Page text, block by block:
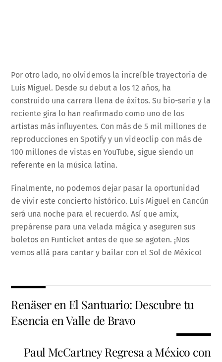
Por otro lado, no olvidemos la increíble trayectoria de
Luis Miguel. Desde su debut a los 12 años, ha
construido una carrera llena de éxitos. Su bio-serie y la
reciente gira lo han reafirmado como uno de los
artistas más influyentes. Con más de 5 mil millones de
reproducciones en Spotify y un videoclip con más de
100 millones de vistas en YouTube, sigue siendo un
referente en la música latina.
Finalmente, no podemos dejar pasar la oportunidad
de vivir este concierto histórico. Luis Miguel en Cancún
será una noche para el recuerdo. Así que amix,
prepárense para una velada mágica y aseguren sus
boletos en Funticket antes de que se agoten. ¡Nos
vemos allá para cantar y bailar con el Sol de México!
Renäser en El Santuario: Descubre tu
Esencia en Valle de Bravo
Paul McCartney Regresa a México con